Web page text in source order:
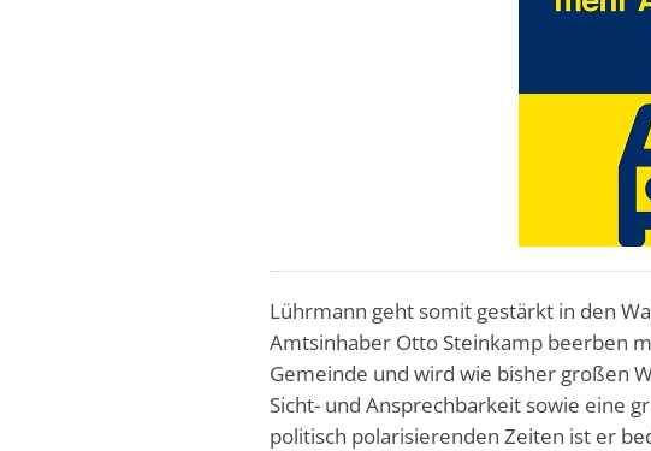
Lührmann geht somit gestärkt in den
Amtsinhaber Otto Steinkamp beerben
Gemeinde und wird wie bisher großen
Sicht- und Ansprechbarkeit sowie eine
politisch polarisierenden Zeiten ist er